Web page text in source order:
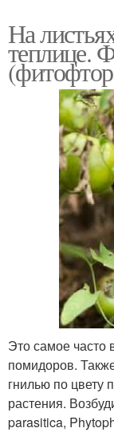
На
теплице.
Это самое часто
помидоров.
гнилью по цвету
растения.
parasitica,